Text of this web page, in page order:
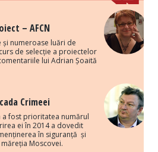
– AFCN
și numeroase luări de
de selecție a proiectelor
lui Adrian Șoaită
Crimeei
a fost prioritatea numărul
ei în 2014 a dovedit
în siguranță și
Moscovei.